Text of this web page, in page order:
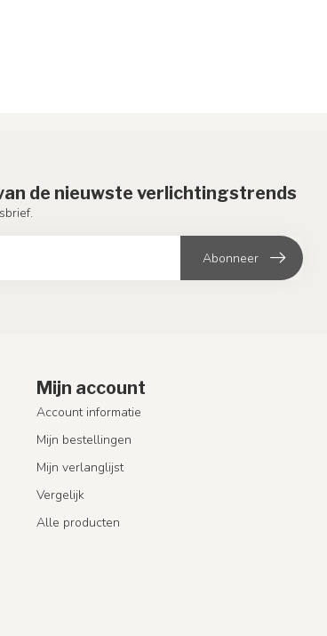
de nieuwste verlichtingstrends
Abonneer
Mijn account
Account informatie
Mijn bestellingen
Mijn verlanglijst
Vergelijk
Alle producten